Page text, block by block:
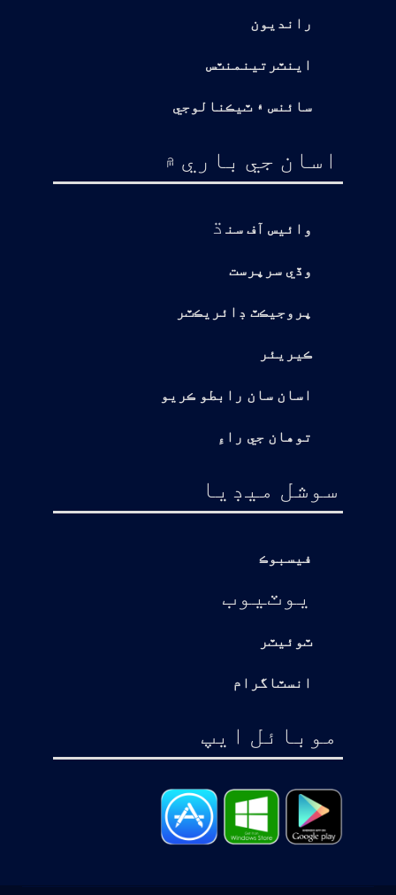
رانديون
اينٽرتينمنٽس
سائنس ۽ ٽيڪنالوجي
اسان جي باري ۾
وائيس آف سن ڌ
وڏي سرپرست
پروجيڪٽ ڊائريڪٽر
ڪيريئر
اسان سان رابطو ڪريو
توهان جي راءِ
سوشل ميڊيا
فيسبوڪ
يوٽيوب
ٽوئيٽر
انسٽاگرام
موبائل ايپ